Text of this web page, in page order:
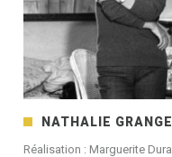
NATHALIE
Réalisation : Marguerite